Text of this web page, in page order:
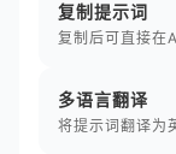
复制提示词
复制后可直接在
多语言翻译
将提示词翻译为